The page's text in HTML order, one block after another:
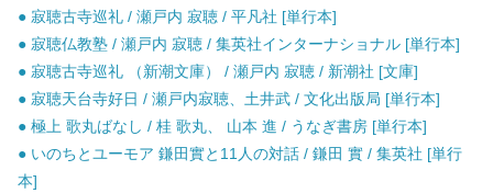
● 寂聴古寺巡礼 / 瀬戸内 寂聴 / 平凡社 [単行本]
● 寂聴仏教塾 / 瀬戸内 寂聴 / 集英社インターナショナル [単行本]
● 寂聴古寺巡礼 （新潮文庫） / 瀬戸内 寂聴 / 新潮社 [文庫]
● 寂聴天台寺好日 / 瀬戸内寂聴、土井武 / 文化出版局 [単行本]
● 極上 歌丸ばなし / 桂 歌丸、 山本 進 / うなぎ書房 [単行本]
● いのちとユーモア 鎌田實と11人の対話 / 鎌田 實 / 集英社 [単行
本]